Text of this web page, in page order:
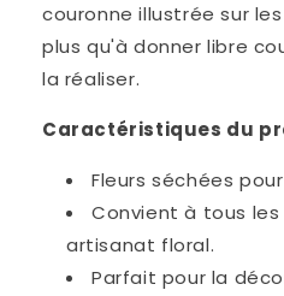
couronne illustrée sur
plus qu'à donner libre
la réaliser.
Caractéristiques du
Fleurs séchées
Convient à tous
artisanat floral.
Parfait pour la